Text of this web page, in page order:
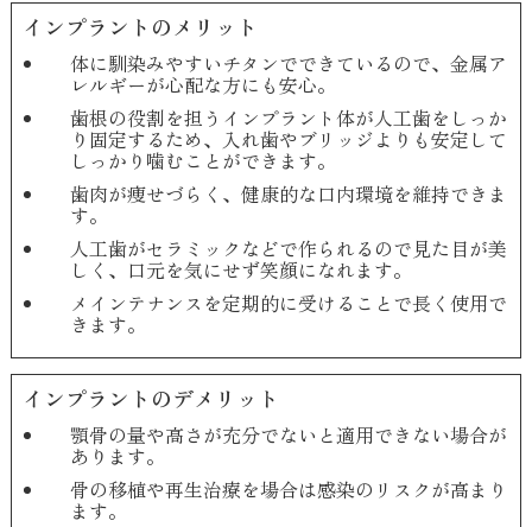
インプラントのメリット
体に馴染みやすいチタンでできているので、金属ア
レルギーが心配な方にも安心。
歯根の役割を担うインプラント体が人工歯をしっか
り固定するため、入れ歯やブリッジよりも安定して
しっかり噛むことができます。
歯肉が痩せづらく、健康的な口内環境を維持できま
す。
人工歯がセラミックなどで作られるので見た目が美
しく、口元を気にせず笑顔になれます。
メインテナンスを定期的に受けることで長く使用で
きます。
インプラントのデメリット
顎骨の量や高さが充分でないと適用できない場合が
あります。
骨の移植や再生治療を場合は感染のリスクが高まり
ます。